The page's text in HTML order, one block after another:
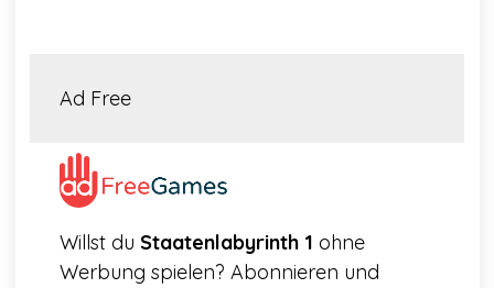
Ad Free
Willst du Staatenlabyrinth 1 ohne
Werbung spielen? Abonnieren und